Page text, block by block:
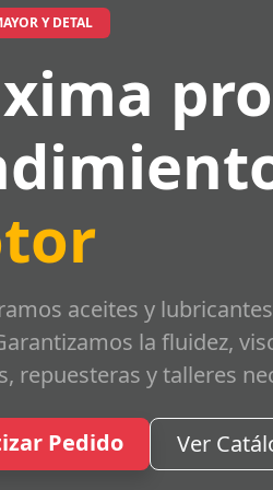
Y DETAL
aceites y
la fluidez,
repuesteras y talleres
Pedido Ver